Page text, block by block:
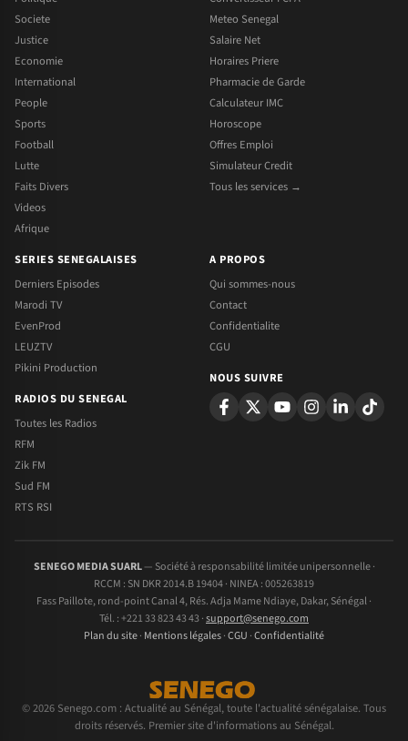
Societe
Justice
Economie
International
People
Sports
Football
Lutte
Faits Divers
Videos
Afrique
Meteo Senegal
Salaire Net
Horaires Priere
Pharmacie de Garde
Calculateur IMC
Horoscope
Offres Emploi
Simulateur Credit
Tous les services →
SERIES SENEGALAISES
Derniers Episodes
Marodi TV
EvenProd
LEUZTV
Pikini Production
RADIOS DU SENEGAL
Toutes les Radios
RFM
Zik FM
Sud FM
RTS RSI
A PROPOS
Qui sommes-nous
Contact
Confidentialite
CGU
NOUS SUIVRE
SENEGO MEDIA SUARL— Société à responsabilité limitée unipersonnelle ·
RCCM : SN DKR 2014.B 19404 · NINEA : 005263819
Fass Paillote, rond-point Canal 4, Rés. Adja Mame Ndiaye, Dakar, Sénégal ·
Tél. : +221 33 823 43 43 ·support@senego.com
Plan du site· Mentions légales·CGU ·Confidentialité
© 2026 Senego.com : Actualité au Sénégal, toute l'actualité sénégalaise. Tous
droits réservés. Premier site d'informations au Sénégal.